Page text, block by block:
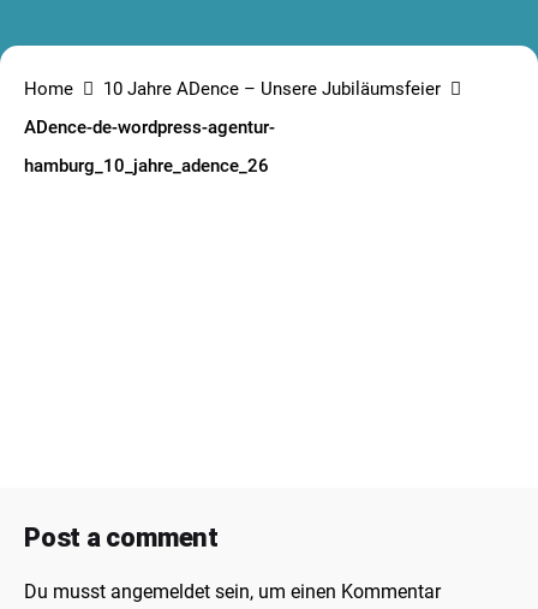
Home
10 Jahre ADence – Unsere Jubiläumsfeier
ADence-de-wordpress-agentur-
hamburg_10_jahre_adence_26
Post a comment
Du musst angemeldet sein, um einen Kommentar